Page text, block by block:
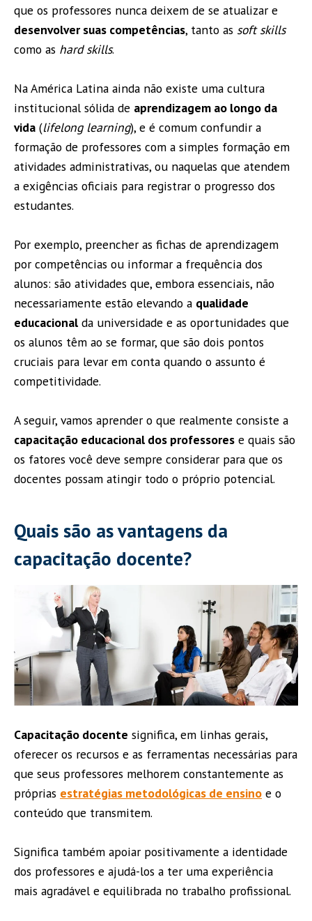
que os professores nunca deixem de se atualizar e
desenvolver suas competências, tanto as soft skills
como as hard skills.
Na América Latina ainda não existe uma cultura
institucional sólida de aprendizagem ao longo da
vida (lifelong learning), e é comum confundir a
formação de professores com a simples formação em
atividades administrativas, ou naquelas que atendem
a exigências oficiais para registrar o progresso dos
estudantes.
Por exemplo, preencher as fichas de aprendizagem
por competências ou informar a frequência dos
alunos: são atividades que, embora essenciais, não
necessariamente estão elevando a qualidade
educacional da universidade e as oportunidades que
os alunos têm ao se formar, que são dois pontos
cruciais para levar em conta quando o assunto é
competitividade.
A seguir, vamos aprender o que realmente consiste a
capacitação educacional dos professores e quais são
os fatores você deve sempre considerar para que os
docentes possam atingir todo o próprio potencial.
Quais são as vantagens da
capacitação docente?
Capacitação docente significa, em linhas gerais,
oferecer os recursos e as ferramentas necessárias para
que seus professores melhorem constantemente as
próprias estratégias metodológicas de ensino e o
conteúdo que transmitem.
Significa também apoiar positivamente a identidade
dos professores e ajudá-los a ter uma experiência
mais agradável e equilibrada no trabalho profissional.